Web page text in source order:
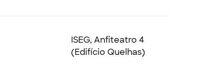
ISEG, Anfiteatro 4
(Edifício Quelhas)